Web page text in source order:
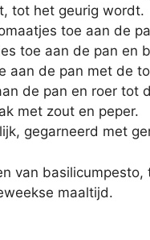
tot het geurig wordt.
toe aan de
toe aan de pan en
aan de pan met de
de pan en roer tot
met zout en peper.
gegarneerd met
van
maaltijd.